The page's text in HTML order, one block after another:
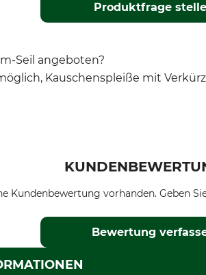
Produktfrage
Seil angeboten?
Kauschenspleiße mit
Kundenbewertung vorhanden. Geben
Bewertung